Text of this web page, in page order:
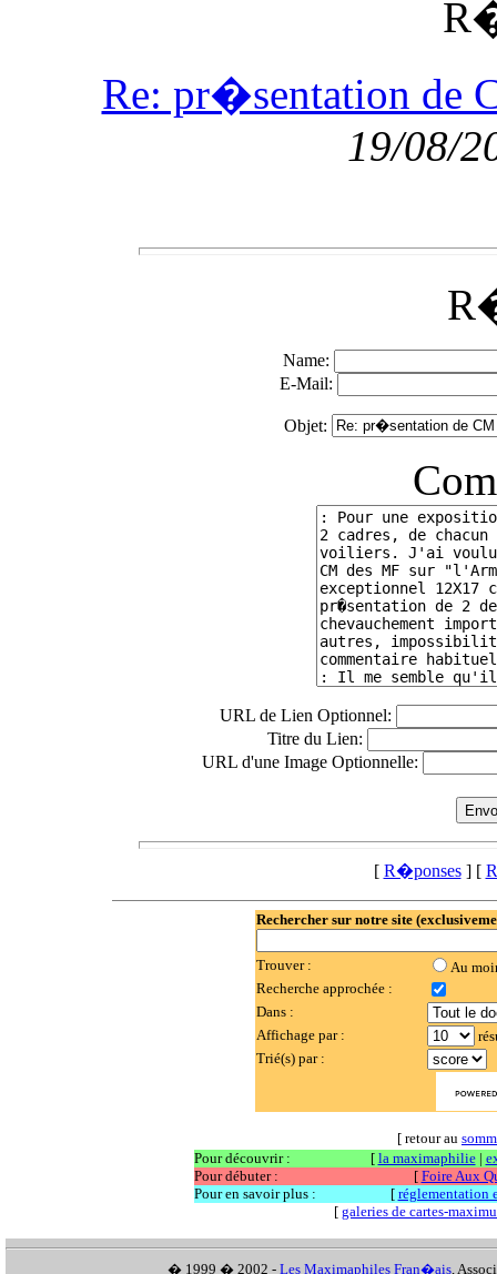
Re: pr�sentation de
19/08/
Name:
E-Mail:
Objet:
URL de Lien Optionnel:
Titre du Lien:
URL d'une Image Optionnelle:
[ R�ponses] [
Rechercher sur notre site
Trouver :
Au
Recherche approchée :
Dans :
Affichage par :
Trié(s) par :
[ retour au
Pour découvrir :
[ la maximaphilie|
Pour débuter :
[ Foire Aux
Pour en savoir plus :
[ réglementation
[ galeries de cartes-
� 1999 � 2002 - Les Maximaphiles Fran�ais,